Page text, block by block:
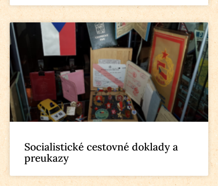
Socialistické cestovné doklady a
preukazy